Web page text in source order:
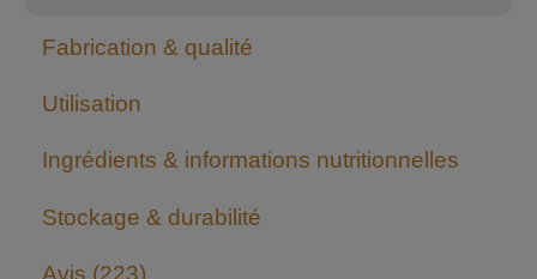
Fabrication & qualité
Utilisation
Ingrédients & informations nutritionnelles
Stockage & durabilité
Avis 223